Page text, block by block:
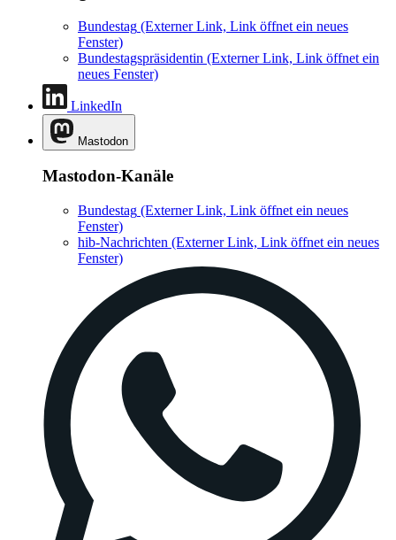
Bundestag (Externer Link, Link öffnet ein neues
Fenster)
Bundestagspräsidentin (Externer Link, Link öffnet ein
neues Fenster)
LinkedIn
Mastodon
Mastodon-Kanäle
Bundestag (Externer Link, Link öffnet ein neues
Fenster)
hib-Nachrichten (Externer Link, Link öffnet ein neues
Fenster)